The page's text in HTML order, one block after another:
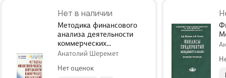
Нет в наличии
Методика финансового
анализа деятельности
коммерческих
организаций - 2-е изд.
Анатолий Шеремет
Нет оценок